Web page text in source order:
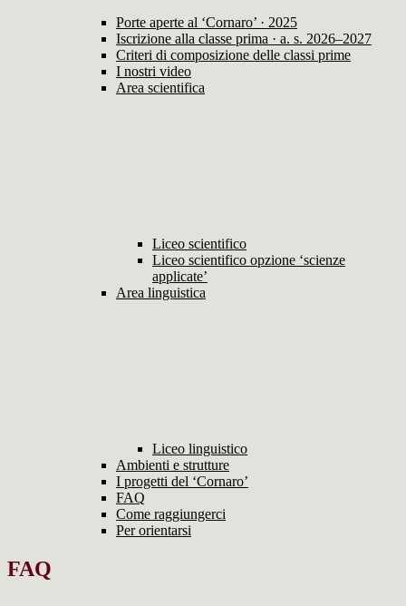
Porte aperte al ‘Cornaro’ · 2025
Iscrizione alla classe prima · a. s. 2026–2027
Criteri di composizione delle classi prime
I nostri video
Area scientifica
Liceo scientifico
Liceo scientifico opzione ‘scienze
applicate’
Area linguistica
Liceo linguistico
Ambienti e strutture
I progetti del ‘Cornaro’
FAQ
Come raggiungerci
Per orientarsi
FAQ